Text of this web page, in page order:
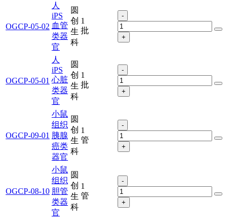
OGCP-05-02
人
iPS
血管
类器
官
圆
创
生
科
1
批
-
+
OGCP-05-01
人
iPS
心脏
类器
官
圆
创
生
科
1
批
-
+
OGCP-09-01
小鼠
组织
胰腺
癌类
器官
圆
创
生
科
1
管
-
+
OGCP-08-10
小鼠
组织
胆管
类器
官
圆
创
生
科
1
管
-
+